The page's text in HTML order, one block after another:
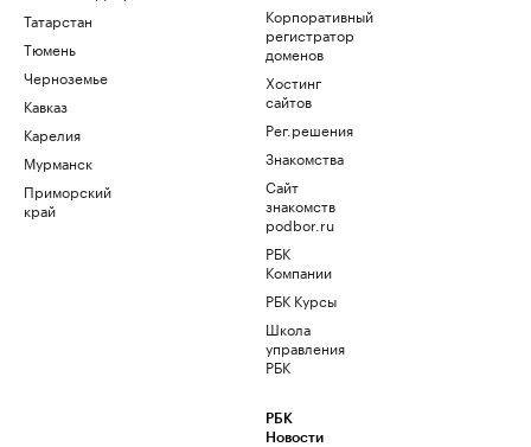
Татарстан
Тюмень
Черноземье
Кавказ
Карелия
Мурманск
Приморский
край
Корпоративный
регистратор
доменов
Хостинг
сайтов
Рег.решения
Знакомства
Сайт
знакомств
podbor.ru
РБК
Компании
РБК Курсы
Школа
управления
РБК
РБК
Новости